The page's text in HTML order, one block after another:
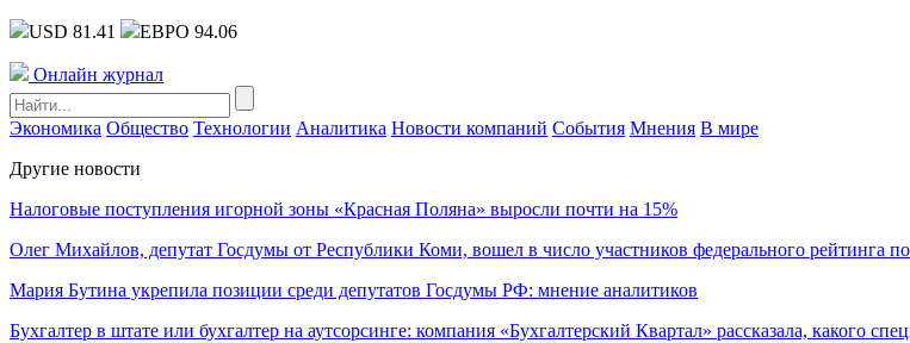
USD 81.41 ЕВРО 94.06
Онлайн журнал
Экономика Общество Технологии Аналитика Новости компаний События Мнения В мире
Другие новости
Налоговые поступления игорной зоны «Красная Поляна» выросли почти на 15%
Олег Михайлов, депутат Госдумы от Республики Коми, вошел в число участников федерального рейтинга
Мария Бутина укрепила позиции среди депутатов Госдумы РФ: мнение аналитиков
Бухгалтер в штате или бухгалтер на аутсорсинге: компания «Бухгалтерский Квартал» рассказала, какого